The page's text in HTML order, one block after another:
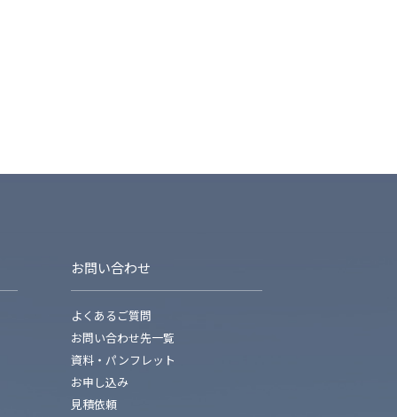
お問い合わせ
よくあるご質問
お問い合わせ先一覧
資料・パンフレット
お申し込み
見積依頼